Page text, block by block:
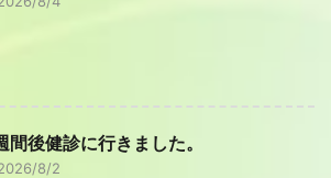
間後健診に行きました。
8/2